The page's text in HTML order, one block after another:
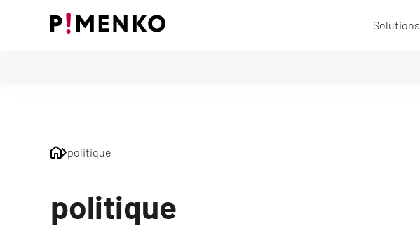
Solutions
politique
politique